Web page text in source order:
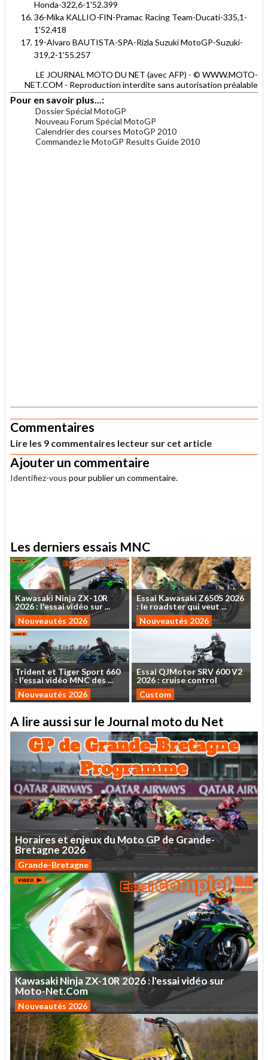
Honda-322,6-1'52.399
36-Mika KALLIO-FIN-Pramac Racing Team-Ducati-335,1-
1'52.418
19-Alvaro BAUTISTA-SPA-Rizla Suzuki MotoGP-Suzuki-
319,2-1'55.257
LE JOURNAL MOTO DU NET (avec AFP) - © WWW.MOTO-
NET.COM - Reproduction interdite sans autorisation préalable
Pour en savoir plus...:
Dossier Spécial MotoGP
Nouveau Forum Spécial MotoGP
Calendrier des courses MotoGP 2010
Commandez le MotoGP Results Guide 2010
Commentaires
Lire les 9 commentaires lecteur sur cet article
Ajouter un commentaire
Identifiez-vous pour publier un commentaire.
Les derniers essais MNC
Kawasaki NinjaZX-10R
2026: l'essaividéo sur...
Nouveautés 2026
Essai Kawasaki Z650S 2026
: le roadsterquiveut ...
Nouveautés 2026
Trident et TigerSport 660
: l'essaividéo MNCdes...
Nouveautés 2026
EssaiQJMotorSRV 600V2
2026 : cruise control
Custom
A lire aussi sur le Journal moto du Net
HorairesetenjeuxduMotoGPdeGrande-
Bretagne 2026
Grande-Bretagne
KawasakiNinjaZX-10R2026:l'essaividéosur
Moto-Net.Com
Nouveautés 2026